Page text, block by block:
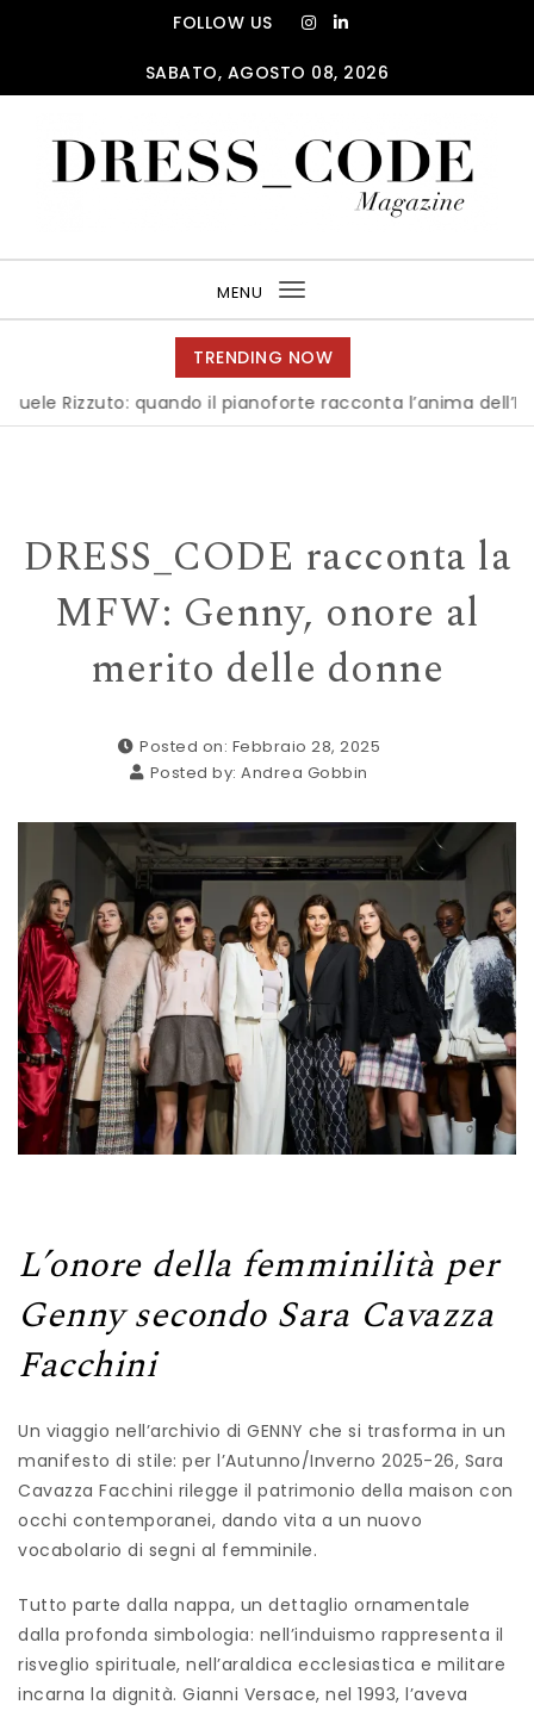
FOLLOW US
SABATO, AGOSTO 08, 2026
MENU
Toggle
navigation
TRENDING NOW
Rizzuto: quando il pianoforte racconta l’anima dell’Italia
DRESS_CODE racconta la
MFW: Genny, onore al
merito delle donne
Posted on: Febbraio 28, 2025
Posted by:Andrea Gobbin
L’onore della femminilità per
Genny secondo Sara Cavazza
Facchini
Un viaggio nell’archivio di GENNY che si trasforma in un
manifesto di stile: per l’Autunno/Inverno 2025-26, Sara
Cavazza Facchini rilegge il patrimonio della maison con
occhi contemporanei, dando vita a un nuovo
vocabolario di segni al femminile.
Tutto parte dalla nappa, un dettaglio ornamentale
dalla profonda simbologia: nell’induismo rappresenta il
risveglio spirituale, nell’araldica ecclesiastica e militare
incarna la dignità. Gianni Versace, nel 1993, l’aveva